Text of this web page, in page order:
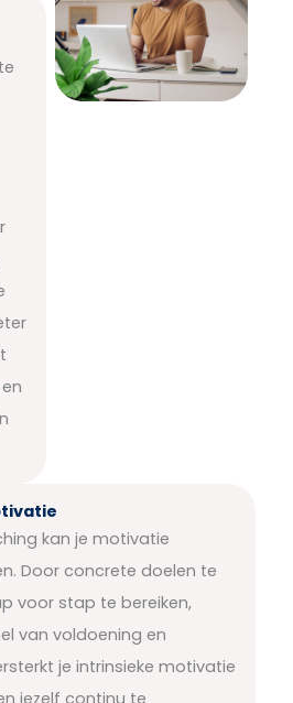
kan je motivatie
Door concrete doelen te
voor stap te bereiken,
van voldoening en
je intrinsieke motivatie
jezelf continu te